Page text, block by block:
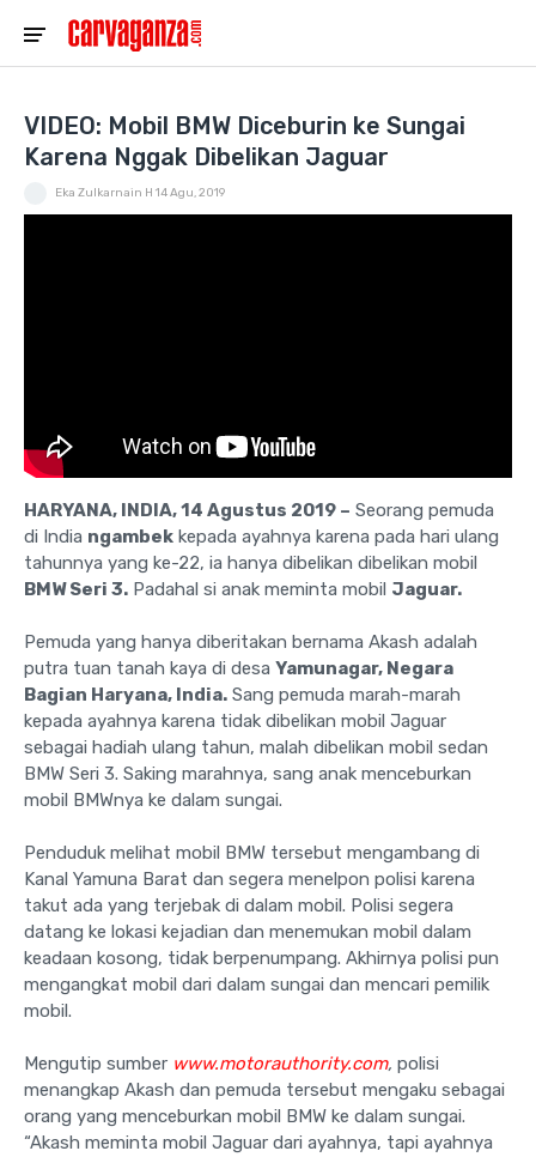
VIDEO: Mobil BMW Diceburin ke Sungai
Karena Nggak Dibelikan Jaguar
Eka Zulkarnain H 14 Agu, 2019
HARYANA, INDIA, 14 Agustus 2019 – Seorang pemuda
di India ngambek kepada ayahnya karena pada hari ulang
tahunnya yang ke-22, ia hanya dibelikan dibelikan mobil
BMW Seri 3. Padahal si anak meminta mobil Jaguar.
Pemuda yang hanya diberitakan bernama Akash adalah
putra tuan tanah kaya di desa Yamunagar, Negara
Bagian Haryana, India. Sang pemuda marah-marah
kepada ayahnya karena tidak dibelikan mobil Jaguar
sebagai hadiah ulang tahun, malah dibelikan mobil sedan
BMW Seri 3. Saking marahnya, sang anak menceburkan
mobil BMWnya ke dalam sungai.
Penduduk melihat mobil BMW tersebut mengambang di
Kanal Yamuna Barat dan segera menelpon polisi karena
takut ada yang terjebak di dalam mobil. Polisi segera
datang ke lokasi kejadian dan menemukan mobil dalam
keadaan kosong, tidak berpenumpang. Akhirnya polisi pun
mengangkat mobil dari dalam sungai dan mencari pemilik
mobil.
Mengutip sumber www.motorauthority.com, polisi
menangkap Akash dan pemuda tersebut mengaku sebagai
orang yang menceburkan mobil BMW ke dalam sungai.
“Akash meminta mobil Jaguar dari ayahnya, tapi ayahnya